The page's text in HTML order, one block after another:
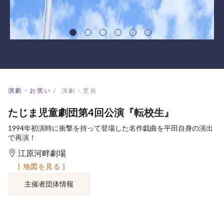
演劇・お笑い 演劇・芝居
たじま児童劇団第4回公演『転校生』
1994年初演時に衝撃を持って登場した名作戯曲を平田自身の演出
で再演！
江原河畔劇場
[ 地図を見る ]
主催者団体情報